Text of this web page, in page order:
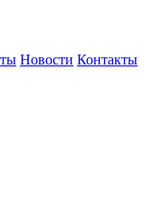
Новости Контакты